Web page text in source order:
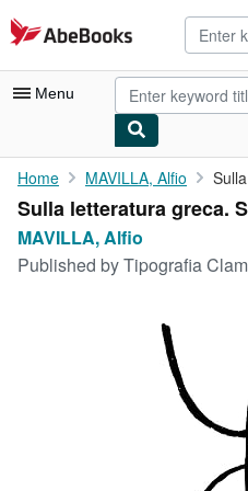
Skip to main content
AbeBooks.com
Menu
My Account
My Purchases
Advanced Search
Home MAVILLA, Alfio
Sulla letteratura greca.
MAVILLA, Alfio
Published byTipografia